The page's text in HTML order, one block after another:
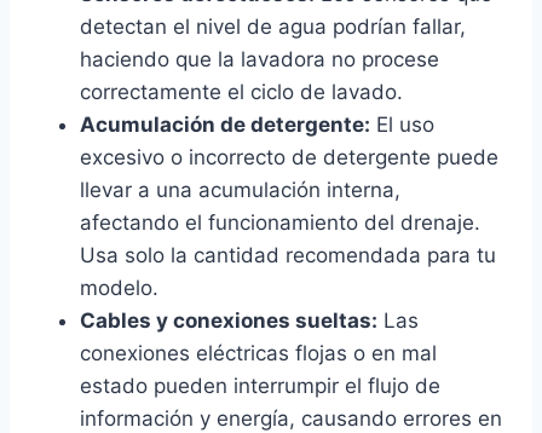
detectan el nivel de agua podrían fallar,
haciendo que la lavadora no procese
correctamente el ciclo de lavado.
Acumulación de detergente: El uso
excesivo o incorrecto de detergente puede
llevar a una acumulación interna,
afectando el funcionamiento del drenaje.
Usa solo la cantidad recomendada para tu
modelo.
Cables y conexiones sueltas: Las
conexiones eléctricas flojas o en mal
estado pueden interrumpir el flujo de
información y energía, causando errores en